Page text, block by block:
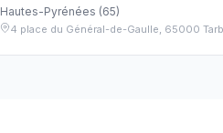
Hautes-Pyrénées (65)
4 place du Général-de-Gaulle, 65000